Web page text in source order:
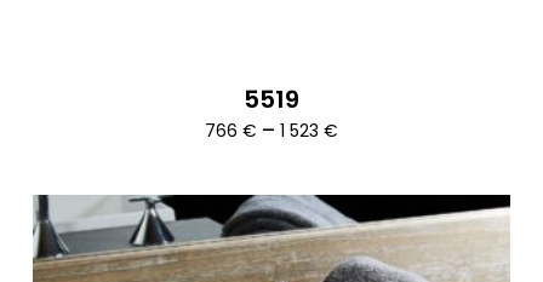
5519
766 € – 1 523 €Ártartomány:
523 €